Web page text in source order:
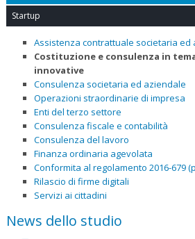
Startup
Assistenza contrattuale societaria ed
Costituzione e consulenza in
innovative
Consulenza societaria ed aziendale
Operazioni straordinarie di impresa
Enti del terzo settore
Consulenza fiscale e contabilità
Consulenza del lavoro
Finanza ordinaria agevolata
Conformita al regolamento 2016-679
Rilascio di firme digitali
Servizi ai cittadini
News dello studio